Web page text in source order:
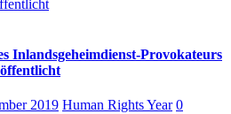
Inlandsgeheimdienst-Provokateurs
2019 Human Rights Year 0